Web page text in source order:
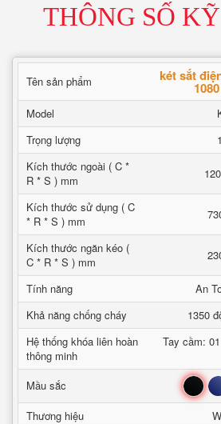
THÔNG SỐ
Tên sản phẩm két sắt
Model
Trọng lượng
Kích thước ngoài ( C *
R * S ) mm
Kích thước sử dụng ( C
* R * S ) mm
Kích thước ngăn kéo (
C * R * S ) mm
Tính năng
An
Khả năng chống cháy
1350
Hệ thống khóa liên hoàn
thông minh
Tay cầm:
Mầu sắc
Đen
Thương hiệu